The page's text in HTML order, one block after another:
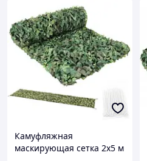
Камуфляжная
маскирующая сетка 2x5 м